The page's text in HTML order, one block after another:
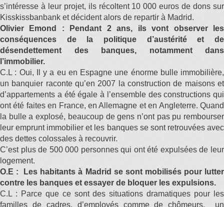
s’intéresse à leur projet, ils récoltent 10 000 euros de dons sur
Kisskissbanbank et décident alors de repartir à Madrid.
Olivier Emond : Pendant 2 ans, ils vont observer les
conséquences de la politique d’austérité et de
désendettement des banques, notamment dans
l’immobilier.
C.L : Oui, Il y a eu en Espagne une énorme bulle immobilière,
un banquier raconte qu’en 2007 la construction de maisons et
d’appartements a été égale à l’ensemble des constructions qui
ont été faites en France, en Allemagne et en Angleterre. Quand
la bulle a explosé, beaucoup de gens n’ont pas pu rembourser
leur emprunt immobilier et les banques se sont retrouvées avec
des dettes colossales à recouvrir.
C’est plus de 500 000 personnes qui ont été expulsées de leur
logement.
O.E : Les habitants à Madrid se sont mobilisés pour lutter
contre les banques et essayer de bloquer les expulsions.
C.L : Parce que ce sont des situations dramatiques pour les
familles de cadres, d’employés comme de chômeurs, un